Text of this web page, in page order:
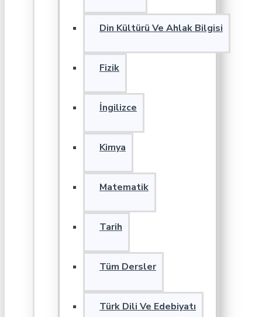
Din Kültürü Ve Ahlak Bilgisi
Fizik
İngilizce
Kimya
Matematik
Tarih
Tüm Dersler
Türk Dili Ve Edebiyatı